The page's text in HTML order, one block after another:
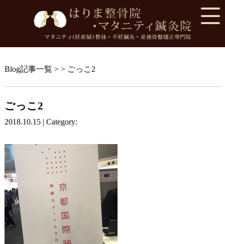
Blog記事一覧 > > ごっこ2
ごっこ2
2018.10.15 | Category: